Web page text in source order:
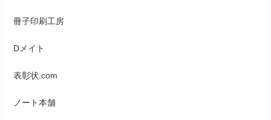
冊子印刷工房
Dメイト
表彰状.com
ノート本舗